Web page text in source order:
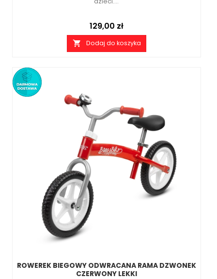
Cena
129,00 zł
 Dodaj do koszyka
ROWEREK BIEGOWY ODWRACANA RAMA DZWONEK
CZERWONY LEKKI